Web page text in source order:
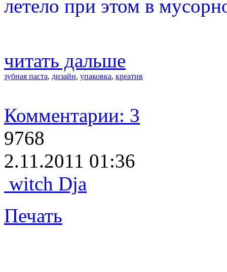
летело при этом в
читать дальше
зубная паста, дизайн, упаковка, креатив
Комментарии: 3
9768
2.11.2011 01:36
witch Dja
Печать